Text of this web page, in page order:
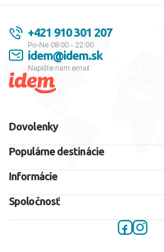
+421 910 301 207
Po-Ne 08:00 - 22:00
idem@idem.sk
Napíšte nám email
Dovolenky
Populárne destinácie
Informácie
Spoločnosť